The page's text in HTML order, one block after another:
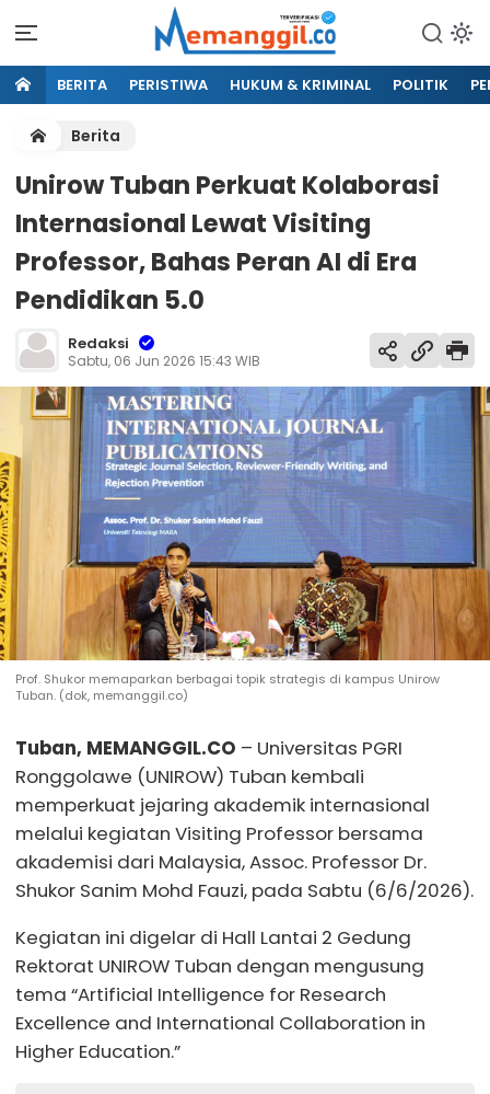
BERITA PERISTIWA HUKUM & KRIMINAL POLITIK
Berita
Unirow Tuban Perkuat Kolaborasi
Internasional Lewat Visiting
Professor, Bahas Peran AI di Era
Pendidikan 5.0
Redaksi
Sabtu, 06 Jun 2026 15:43 WIB
Prof. Shukor memaparkan berbagai topik strategis di kampus Unirow
Tuban. (dok, memanggil.co)
Tuban, MEMANGGIL.CO – Universitas PGRI
Ronggolawe (UNIROW) Tuban kembali
memperkuat jejaring akademik internasional
melalui kegiatan Visiting Professor bersama
akademisi dari Malaysia, Assoc. Professor Dr.
Shukor Sanim Mohd Fauzi, pada Sabtu (6/6/2026).
Kegiatan ini digelar di Hall Lantai 2 Gedung
Rektorat UNIROW Tuban dengan mengusung
tema “Artificial Intelligence for Research
Excellence and International Collaboration in
Higher Education.”